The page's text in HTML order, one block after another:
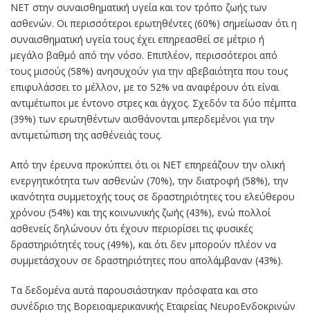
NET στην συναισθηματική υγεία και τον τρόπο ζωής των
ασθενών. Οι περισσότεροι ερωτηθέντες (60%) σημείωσαν ότι η
συναισθηματική υγεία τους έχει επηρεασθεί σε μέτριο ή
μεγάλο βαθμό από την νόσο. Επιπλέον, περισσότεροι από
τους μισούς (58%) ανησυχούν για την αβεβαιότητα που τους
επιφυλάσσει το μέλλον, με το 52% να αναφέρουν ότι είναι
αντιμέτωποι με έντονο στρες και άγχος. Σχεδόν τα δύο πέμπτα
(39%) των ερωτηθέντων αισθάνονται μπερδεμένοι για την
αντιμετώπιση της ασθένειάς τους.
Από την έρευνα προκύπτει ότι οι NET επηρεάζουν την ολική
ενεργητικότητα των ασθενών (70%), την διατροφή (58%), την
ικανότητα συμμετοχής τους σε δραστηριότητες του ελεύθερου
χρόνου (54%) και της κοινωνικής ζωής (43%), ενώ πολλοί
ασθενείς δηλώνουν ότι έχουν περιορίσει τις φυσικές
δραστηριότητές τους (49%), και ότι δεν μπορούν πλέον να
συμμετάσχουν σε δραστηριότητες που απολάμβαναν (43%).
Τα δεδομένα αυτά παρουσιάστηκαν πρόσφατα και στο
συνέδριο της Βορειοαμερικανικής Εταιρείας ΝευροΕνδοκρινών